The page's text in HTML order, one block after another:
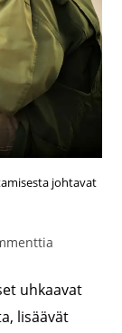
johtavat
uhkaavat
lisäävät